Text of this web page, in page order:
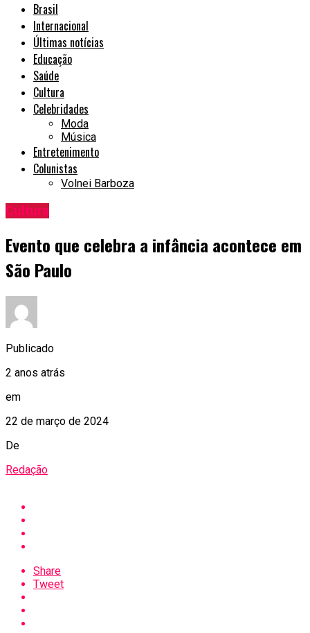
Brasil
Internacional
Últimas notícias
Educação
Saúde
Cultura
Celebridades
Moda
Música
Entretenimento
Colunistas
Volnei Barboza
Cultura
Evento que celebra a infância acontece em
São Paulo
Publicado
2 anos atrás
em
22 de março de 2024
De
Redação
Share
Tweet